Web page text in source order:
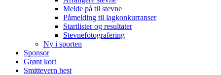
Melde på til stevne
Påmelding til lagkonkurranser
Startlister og resultater
Stevnefotografering
Ny i sporten
Sponsor
Grønt kort
Smittevern hest